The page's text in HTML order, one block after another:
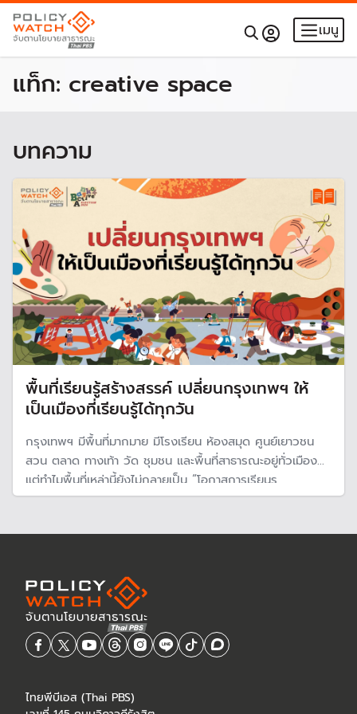
เมนู
แท็ก: creative space
บทความ
พื้นที่เรียนรู้สร้างสรรค์ เปลี่ยนกรุงเทพฯ ให้
เป็นเมืองที่เรียนรู้ได้ทุกวัน
กรุงเทพฯ มีพื้นที่มากมาย มีโรงเรียน ห้องสมุด ศูนย์เยาวชน
สวน ตลาด ทางเท้า วัด ชุมชน และพื้นที่สาธารณะอยู่ทั่วเมือง
แต่ทำไมพื้นที่เหล่านี้ยังไม่กลายเป็น “โอกาสการเรียนร
ไทยพีบีเอส (Thai PBS)